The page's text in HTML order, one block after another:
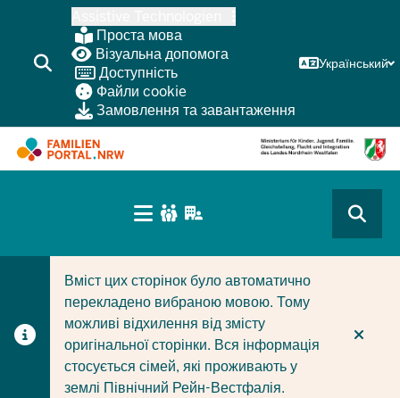
основного
змісту
Проста мова
Візуальна допомога
Доступність
Файли cookie
Замовлення та завантаження
Український
CURRENT SECTION ДЛЯ КОМПАНІЙ/
CURRENT SECTION ДЛЯ СІМЕЙ
(BÜRGERBEREICH
Вміст цих сторінок було автоматично
перекладено вибраною мовою. Тому
можливі відхилення від змісту
оригінальної сторінки. Вся інформація
стосується сімей, які проживають у
землі Північний Рейн-Вестфалія.